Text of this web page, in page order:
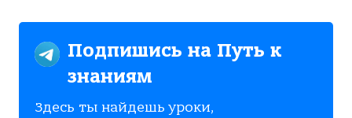
Подпишись на Путь к
знаниям
Здесь ты найдешь уроки,